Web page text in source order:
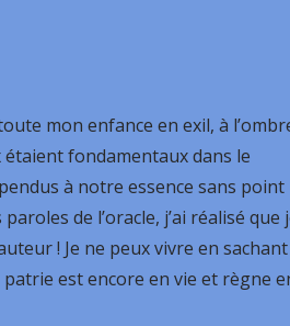
mon enfance en exil, à
étaient fondamentaux dans le
à notre essence sans point
de l’oracle, j’ai réalisé que
! Je ne peux vivre en sachant
est encore en vie et règne